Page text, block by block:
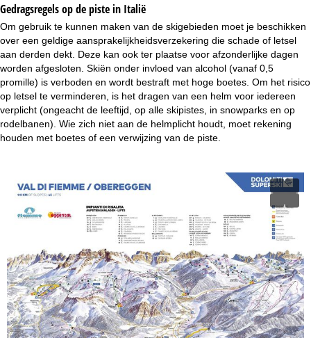
Gedragsregels op de piste in Italië
Om gebruik te kunnen maken van de skigebieden moet je beschikken
over een geldige aansprakelijkheidsverzekering die schade of letsel
aan derden dekt. Deze kan ook ter plaatse voor afzonderlijke dagen
worden afgesloten. Skiën onder invloed van alcohol (vanaf 0,5
promille) is verboden en wordt bestraft met hoge boetes. Om het risico
op letsel te verminderen, is het dragen van een helm voor iedereen
verplicht (ongeacht de leeftijd, op alle skipistes, in snowparks en op
rodelbanen). Wie zich niet aan de helmplicht houdt, moet rekening
houden met boetes of een verwijzing van de piste.